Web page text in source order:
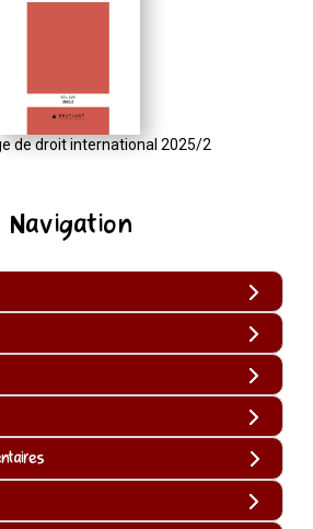
Navigation
de droit international 2025/2